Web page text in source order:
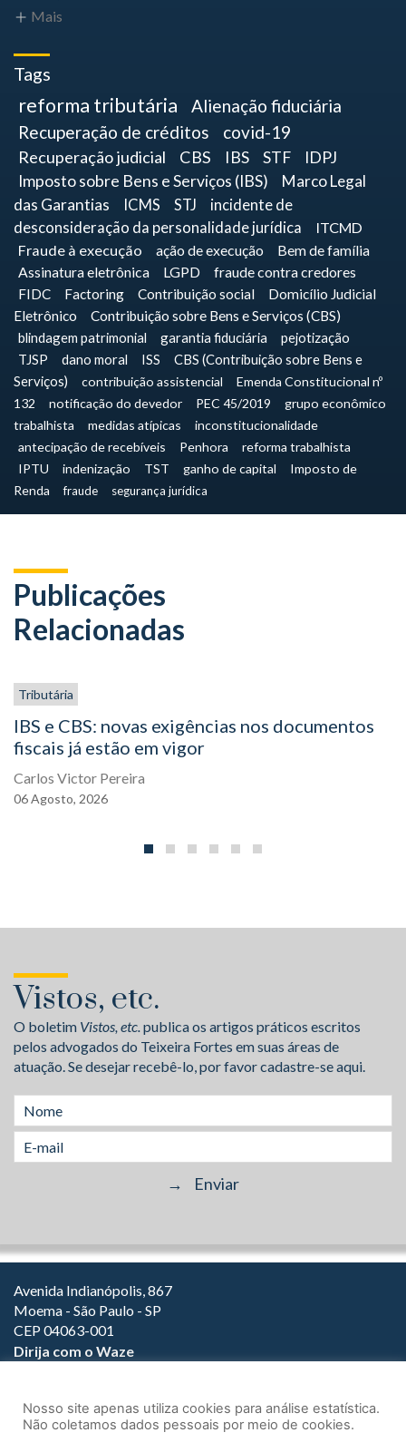
Mais
Tags
reforma tributária
Alienação fiduciária
Recuperação de créditos
covid-19
Recuperação judicial CBS IBS STF
IDPJ
Imposto sobre Bens e Serviços (IBS)
Marco Legal
das Garantias
ICMS STJ
incidente de
desconsideração da personalidade jurídica
ITCMD
Fraude à execução
ação de execução
Bem de família
Assinatura eletrônica
LGPD fraude contra credores
FIDC Factoring Contribuição social
Domicílio Judicial
Eletrônico
Contribuição sobre Bens e Serviços (CBS)
blindagem patrimonial
garantia fiduciária
pejotização
TJSP
dano moral ISS
CBS (Contribuição sobre Bens e
Serviços)
contribuição assistencial
Emenda Constitucional nº
132
notificação do devedor PEC 45/2019
grupo econômico
trabalhista
medidas atípicas
inconstitucionalidade
antecipação de recebíveis
Penhora
reforma trabalhista
IPTU
indenização TST ganho de capital
Imposto de
Renda
fraude segurança jurídica
Publicações
Relacionadas
Tributária
IBS e CBS: novas exigências nos documentos
fiscais já estão em vigor
Carlos Victor Pereira
06Agosto, 2026
Vistos, etc.
O boletim Vistos, etc.publica os artigos práticos escritos
pelos advogados do Teixeira Fortes em suas áreas de
atuação. Se desejar recebê-lo, por favor cadastre-se aqui.
Avenida Indianópolis, 867
Moema - São Paulo - SP
CEP 04063-001
Dirija com o Waze
(11) 3147-1800
Nosso site apenas utiliza cookies para análise estatística.
Não coletamos dados pessoais por meio de cookies.